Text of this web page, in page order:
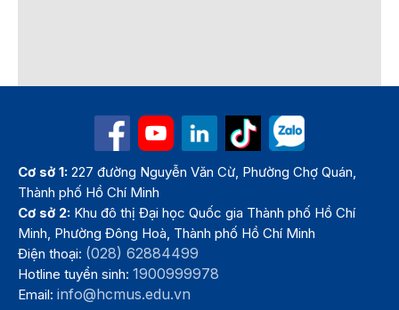
Cơ sở 1: 227 đường Nguyễn Văn Cừ, Phường Chợ Quán,
Thành phố Hồ Chí Minh
Cơ sở 2: Khu đô thị Đại học Quốc gia Thành phố Hồ Chí
Minh, Phường Đông Hoà, Thành phố Hồ Chí Minh
Điện thoại: (028) 62884499
Hotline tuyển sinh:1900999978
Email:info@hcmus.edu.vn